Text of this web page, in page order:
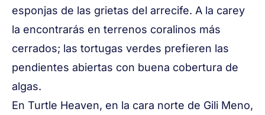
esponjas de las grietas del arrecife. A la carey
la encontrarás en terrenos coralinos más
cerrados; las tortugas verdes prefieren las
pendientes abiertas con buena cobertura de
algas.
En Turtle Heaven, en la cara norte de Gili Meno,